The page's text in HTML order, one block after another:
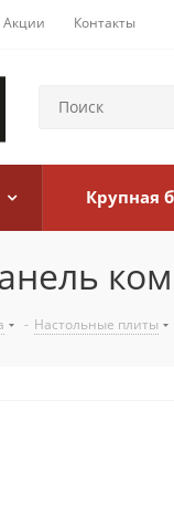
Акции Контакты
Крупная
- Настольные плиты